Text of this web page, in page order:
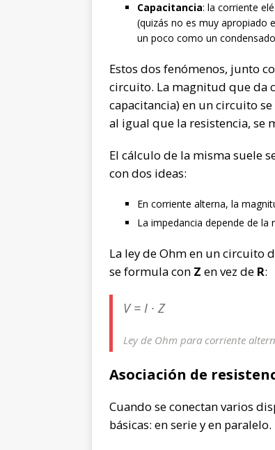
Capacitancia: la corriente
(quizás no es muy apropiado
un poco como un
Estos dos fenómenos, junto
circuito. La magnitud que da
capacitancia) en un circuito
al igual que la resistencia, se
El cálculo de la misma suele
con dos ideas:
En corriente alterna, la
La impedancia depende de
La ley de Ohm en un circuito
se formula con Z en vez de R:
V = I · Z
Ley de Ohm para corriente
Asociación de
Cuando se conectan varios
básicas: en serie y en paralelo.